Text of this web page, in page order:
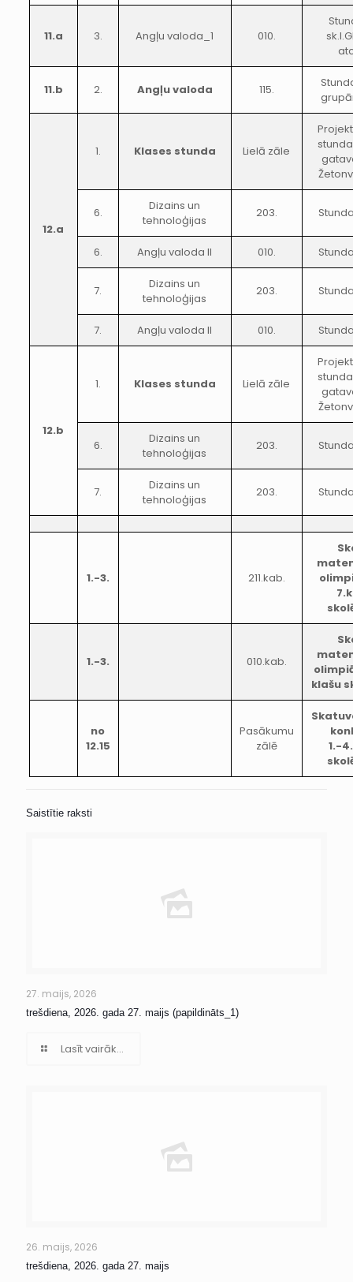
11.a 3. Angļu valoda_1 010.
11.b 2. Angļu valoda 115.
12.a
1. Klases stunda Lielā zāle
6.
Dizains un
tehnoloģijas
203.
6. Angļu valoda II 010.
7.
Dizains un
tehnoloģijas
203.
7. Angļu valoda II 010.
12.b
1. Klases stunda Lielā zāle
6.
Dizains un
tehnoloģijas
203.
7.
Dizains un
tehnoloģijas
203.
1.-3. 211.kab.
1.-3. 010.kab.
klašu
no
12.15
Pasākumu
zālē
1.-
Saistītie raksti
27. maijs, 2026
trešdiena, 2026. gada 27. maijs (papildināts_1)
Lasīt vairāk...
26. maijs, 2026
trešdiena, 2026. gada 27. maijs